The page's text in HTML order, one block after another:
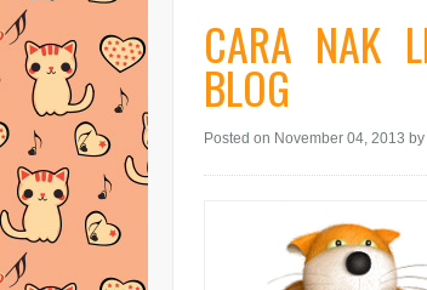
CARA NAK
BLOG
Posted on November 04, 2013